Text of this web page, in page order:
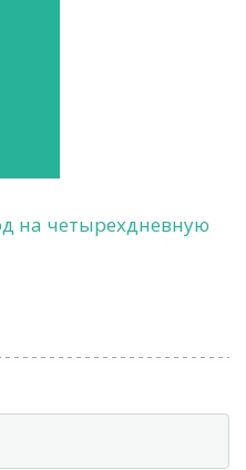
на четырехдневную